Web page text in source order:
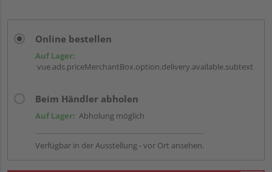
Online bestellen
Auf Lager:
vue.ads.priceMerchantBox.option.delivery.available.subtext
Beim Händler abholen
Auf Lager: Abholung möglich
Verfügbar in der Ausstellung - vor Ort ansehen.